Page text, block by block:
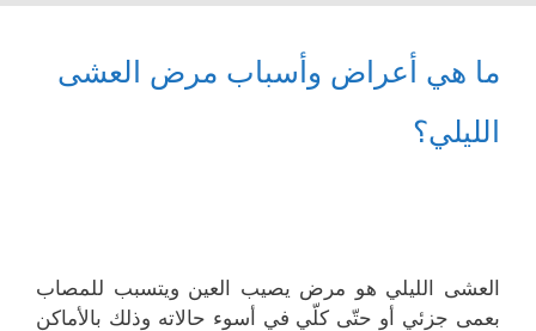
ما هي أعراض وأسباب مرض العشى
الليلي؟
العشى الليلي هو مرض يصيب العين ويتسبب للمصاب
بعمى جزئي أو حتّى كلّي في أسوء حالاته وذلك بالأماكن